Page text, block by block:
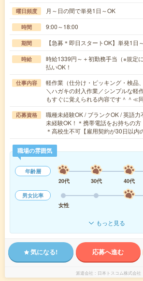
曜日頻度 月～日の間で単発1日～OK
時間 9:00～18:00
期間 【急募＊即日スタートOK】単発1日
時給
時給1339円～＋初勤務手当（※規定
払いOK！
仕事内容
軽作業（仕分け・ピッキング・検品
＼ハガキの封入作業／シンプルな軽
もすぐに覚えられる内容です＾＾
応募資格
職種未経験OK / ブランクOK / 英語力
未経験OK！＊携帯電話をお持ちの方
＊高校生不可【雇用契約が30日以
職場の雰囲気
年齢層
20代
30代 40代
男女比率
女性
もっと見る
気になる! 応募へ進む
派遣会社 日本トスコム株式会社